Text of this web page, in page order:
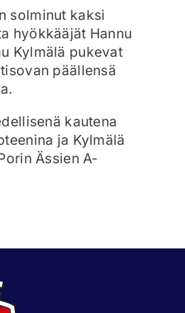
solminut kaksi
hyökkääjät Hannu
Kylmälä pukevat
päällensä
kautena
ja Kylmälä
Ässien A-